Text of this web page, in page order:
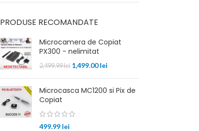
PRODUSE RECOMANDATE
Microcamera de Copiat
PX300 - nelimitat
2,499.99lei 1,499.00lei
Microcasca MC1200 si Pix de
Copiat
499.99 lei